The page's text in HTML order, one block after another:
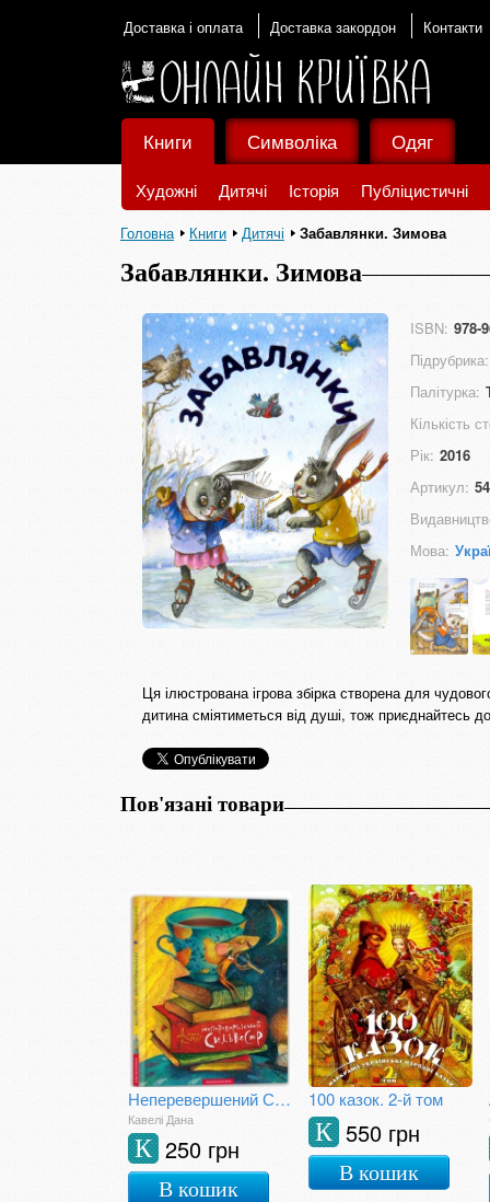
Доставка і оплата Доставка закордон Контакти
Книги
Художні Дитячі Історія Публіцистичні
Символіка Одяг
Головна Книги Дитячі Забавлянки. Зимова
Забавлянки. Зимова
ISBN: 978-
Підрубрика:
Палітурка:
Кількість
Рік: 2016
Артикул:
Мова:
Ця ілюстрована ігрова збірка створена для
дитина сміятиметься від душі, тож приєднайтесь
Пов'язані товари
Неперевершений Сильвестр
Кавелі Дана
250 грн
К
В кошик
100 казок. 2-й том
550 грн
К
В кошик